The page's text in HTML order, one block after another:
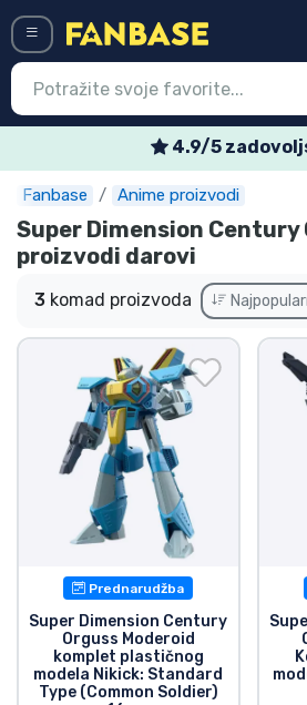
4.9/5 zadovoljstvo
Fanbase Anime proizvodi
Super Dimension Century
proizvodi darovi
3 komad proizvoda
Prednarudžba
Super Dimension Century
Orguss Moderoid
komplet plastičnog
modela Nikick: Standard
Type (Common Soldier)
Ulazak
Najnovije proizvodi
Akcija
Ekspresna dostava
Prednarudžbe
Outlet proizvodi
Dostava i plaćanje
TV serija proizvodi
Film proizvodi
Crtani proizvodi